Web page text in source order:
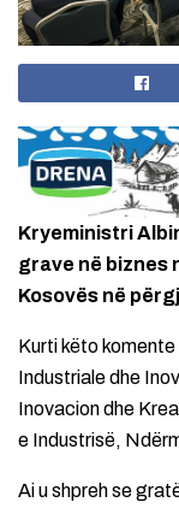
Kryeministri
grave në biznes
Kosovës në
Kurti këto komente
Industriale dhe
Inovacion dhe
e Industrisë,
Ai u shpreh se